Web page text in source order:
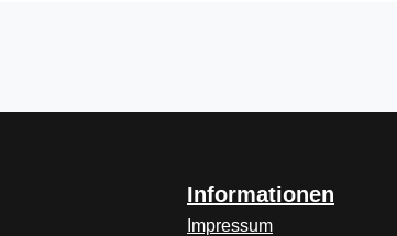
Informationen
Impressum